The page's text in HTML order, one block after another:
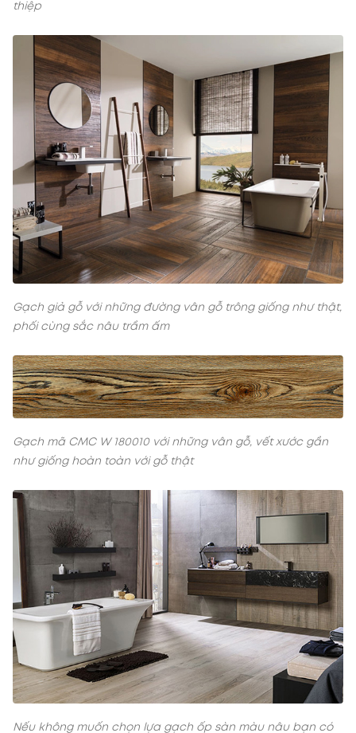
thiệp
Gạch giả gỗ với những đường vân gỗ trông giống như thật,
phối cùng sắc nâu trầm ấm
Gạch mã CMC W 180010 với những vân gỗ, vết xước gần
như giống hoàn toàn với gỗ thật
Nếu không muốn chọn lựa gạch ốp sàn màu nâu bạn có